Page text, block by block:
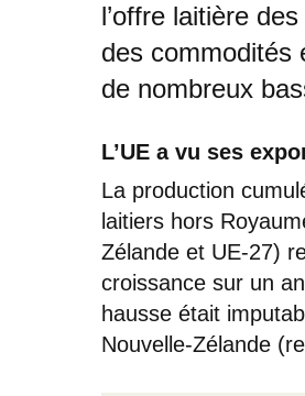
l’offre laitière
des commodités
de nombreux
L’UE a vu ses
La production
laitiers hors
Zélande et UE-27)
croissance sur un
hausse était
Nouvelle-Zélande